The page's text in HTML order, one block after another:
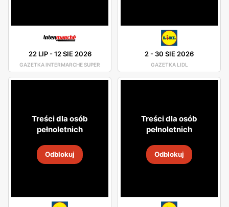
22 LIP-12 SIE 2026
GAZETKA INTERMARCHE SUPER
2- 30 SIE 2026
GAZETKA LIDL
Treści dla osób
pełnoletnich
Odblokuj
Treści dla osób
pełnoletnich
Odblokuj